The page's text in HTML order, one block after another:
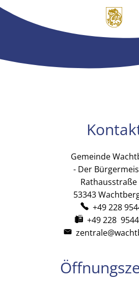
Gemeinde
- Der
Rathausstraße
53343
+49 228
+49 228